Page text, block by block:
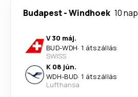
Budapest-Windhoek 10 nap
V 30 máj.
BUD-WDH· 1 átszállás
SWISS
K 08 jún.
WDH-BUD· 1 átszállás
Lufthansa